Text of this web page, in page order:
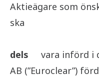
Aktieägare som
ska
dels vara införd i
AB (”Euroclear”)